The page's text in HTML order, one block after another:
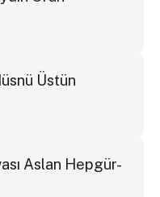
Üstün
Aslan Hepgür-